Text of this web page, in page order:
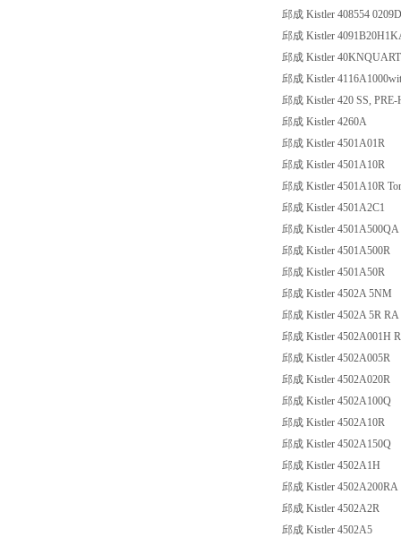
邱成 Kistler 408554
邱成 Kistler
邱成 Kistler
邱成 Kistler
邱成 Kistler 420 SS,
邱成 Kistler 4260A
邱成 Kistler 4501A01R
邱成 Kistler 4501A10R
邱成 Kistler 4501A10R
邱成 Kistler 4501A2C1
邱成 Kistler 4501A500QA
邱成 Kistler 4501A500R
邱成 Kistler 4501A50R
邱成 Kistler 4502A 5NM
邱成 Kistler 4502A 5R RA
邱成 Kistler 4502A001H
邱成 Kistler 4502A005R
邱成 Kistler 4502A020R
邱成 Kistler 4502A100Q
邱成 Kistler 4502A10R
邱成 Kistler 4502A150Q
邱成 Kistler 4502A1H
邱成 Kistler 4502A200RA
邱成 Kistler 4502A2R
邱成 Kistler 4502A5